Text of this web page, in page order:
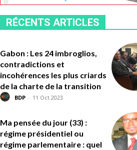
RÉCENTS ARTICLES
Gabon : Les 24 imbroglios,
contradictions et
incohérences les plus criards
de la charte de la transition
BDP - 11 Oct 2023
Ma pensée du jour (33) :
régime présidentiel ou
régime parlementaire : quel